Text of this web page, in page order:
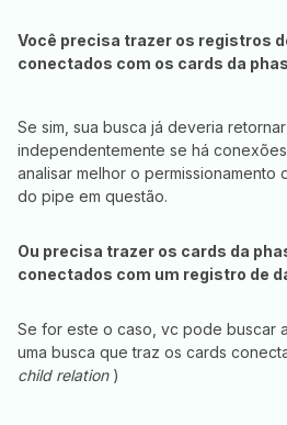
Você precisa trazer os registros
conectados com os cards da
Se sim, sua busca já deveria
independentemente se há
analisar melhor o
do pipe em questão.
Ou precisa trazer os cards da
conectados com um registro de
Se for este o caso, vc pode buscar
uma busca que traz os cards
child relation)